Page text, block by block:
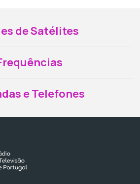
de Satélites
e Telefones